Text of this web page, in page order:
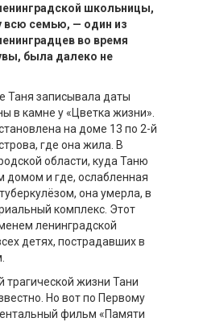
школьницы,
всю семью, — один из
во время
вы, была далеко не
Таня записывала даты
в камне у «Цветка жизни».
на доме 13 по 2-й
где она жила. В
области, куда Таню
домом и где, ослабленная
она умерла, в
комплекс. Этот
ленинградской
детях, пострадавших в
трагической жизни Тани
Но вот по Первому
фильм «Памяти